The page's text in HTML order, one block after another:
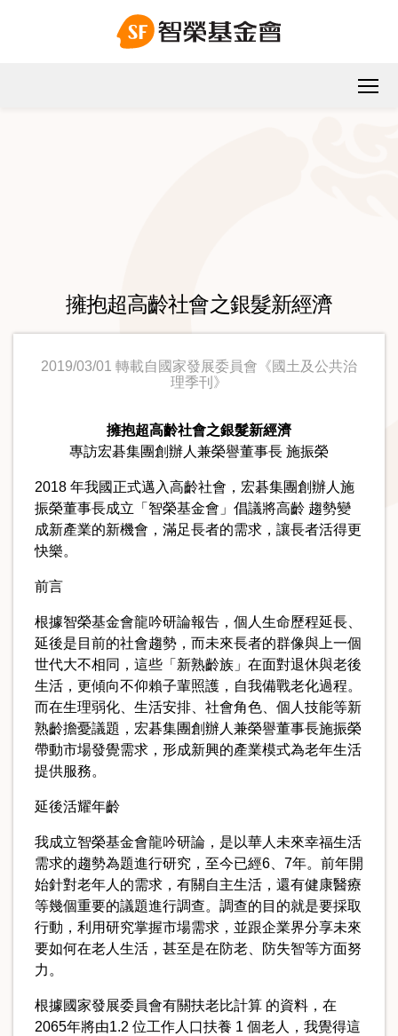
擁抱超高齡社會之銀髮新經濟
2019/03/01 轉載自國家發展委員會《國土及公共治
理季刊》
擁抱超高齡社會之銀髮新經濟
專訪宏碁集團創辦人兼榮譽董事長 施振榮
2018 年我國正式邁入高齡社會，宏碁集團創辦人施
振榮董事長成立「智榮基金會」倡議將高齡 趨勢變
成新產業的新機會，滿足長者的需求，讓長者活得更
快樂。
前言
根據智榮基金會龍吟研論報告，個人生命歷程延長、
延後是目前的社會趨勢，而未來長者的群像與上一個
世代大不相同，這些「新熟齡族」在面對退休與老後
生活，更傾向不仰賴子輩照護，自我備戰老化過程。
而在生理弱化、生活安排、社會角色、個人技能等新
熟齡擔憂議題，宏碁集團創辦人兼榮譽董事長施振榮
帶動市場發覺需求，形成新興的產業模式為老年生活
提供服務。
延後活耀年齡
我成立智榮基金會龍吟研論，是以華人未來幸福生活
需求的趨勢為題進行研究，至今已經6、7年。前年開
始針對老年人的需求，有關自主生活，還有健康醫療
等幾個重要的議題進行調查。調查的目的就是要採取
行動，利用研究掌握市場需求，並跟企業界分享未來
要如何在老人生活，甚至是在防老、防失智等方面努
力。
根據國家發展委員會有關扶老比計算 的資料，在
2065年將由1.2 位工作人口扶養 1 個老人，我覺得這